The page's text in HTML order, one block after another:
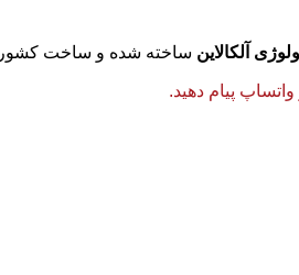
آلکالاین ساخته شده و ساخت کشور
پیام دهید.